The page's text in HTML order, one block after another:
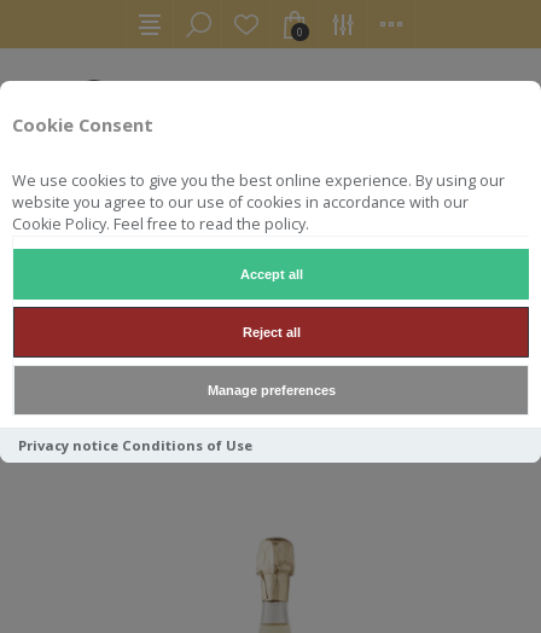
Cookie Consent
We use cookies to give you the best online experience. By using our
website you agree to our use of cookies in accordance with our
Cookie Policy. Feel free to read the policy.
Accept all
Reject all
Manage preferences
Privacy notice Conditions of Use
0
GOSSET CHAMPAGNE